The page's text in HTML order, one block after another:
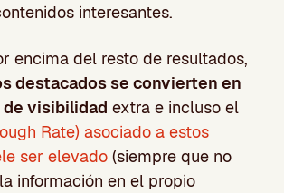
interesantes.
encima del resto de resultados,
destacados se convierten en
de visibilidad extra e incluso el
Rate) asociado a estos
ser elevado (siempre que no
información en el propio